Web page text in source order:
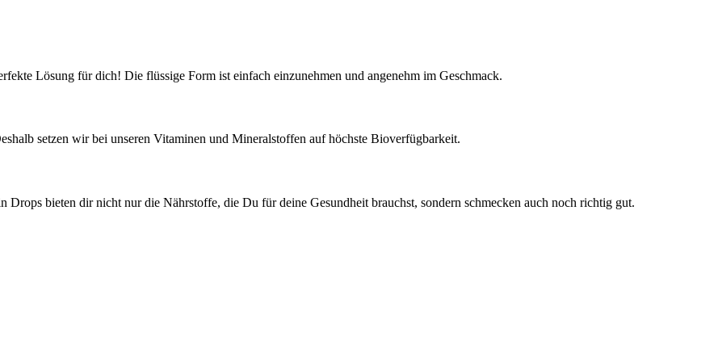
Lösung für dich! Die flüssige Form ist einfach einzunehmen und angenehm im Geschmack.
setzen wir bei unseren Vitaminen und Mineralstoffen auf höchste Bioverfügbarkeit.
bieten dir nicht nur die Nährstoffe, die Du für deine Gesundheit brauchst, sondern schmecken auch noch richtig gut.